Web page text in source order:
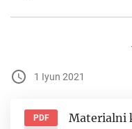
1 Iyun 2021
PDF Materialni